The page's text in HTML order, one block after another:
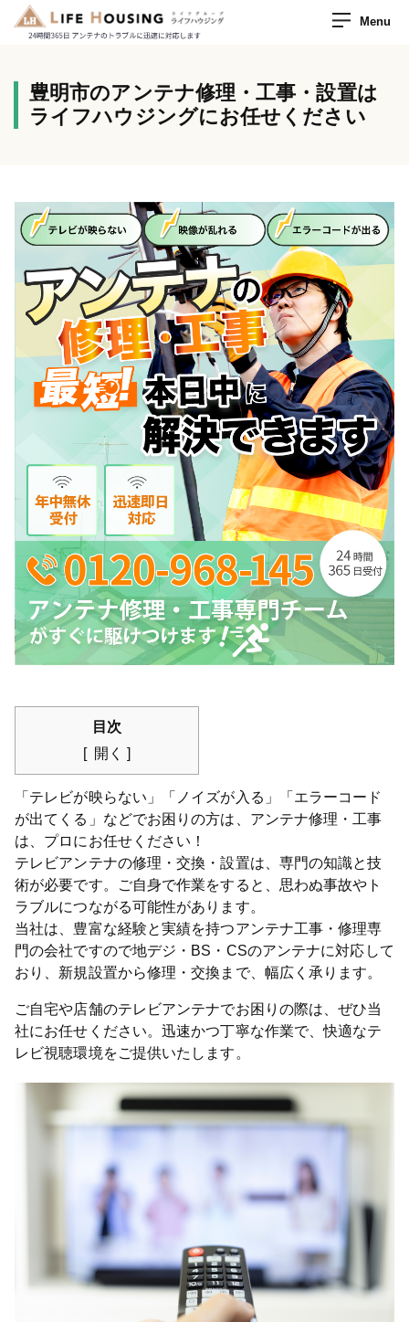
Menu
豊明市のアンテナ修理・工事・設置は
ライフハウジングにお任せください
目次
開く
「テレビが映らない」「ノイズが入る」「エラーコード
が出てくる」などでお困りの方は、アンテナ修理・工事
は、プロにお任せください！
テレビアンテナの修理・交換・設置は、専門の知識と技
術が必要です。ご自身で作業をすると、思わぬ事故やト
ラブルにつながる可能性があります。
当社は、豊富な経験と実績を持つアンテナ工事・修理専
門の会社ですので地デジ・BS・CSのアンテナに対応して
おり、新規設置から修理・交換まで、幅広く承ります。
ご自宅や店舗のテレビアンテナでお困りの際は、ぜひ当
社にお任せください。迅速かつ丁寧な作業で、快適なテ
レビ視聴環境をご提供いたします。